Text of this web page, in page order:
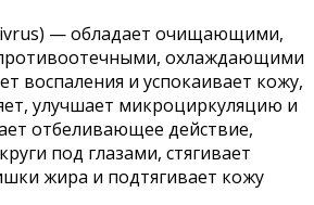
— обладает очищающими,
охлаждающими
воспаления и успокаивает кожу,
улучшает микроциркуляцию и
отбеливающее действие,
под глазами, стягивает
жира и подтягивает кожу